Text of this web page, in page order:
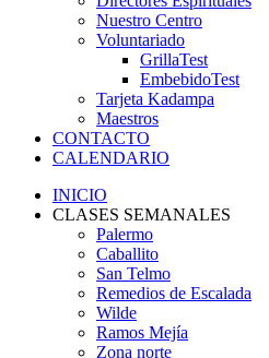
Nuestro Centro
Voluntariado
GrillaTest
EmbebidoTest
Tarjeta Kadampa
Maestros
CONTACTO
CALENDARIO
INICIO
CLASES SEMANALES
Palermo
Caballito
San Telmo
Remedios de Escalada
Wilde
Ramos Mejía
Zona norte